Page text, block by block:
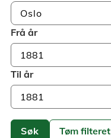
Oslo
Frå år
Til år
Søk Tøm filteret